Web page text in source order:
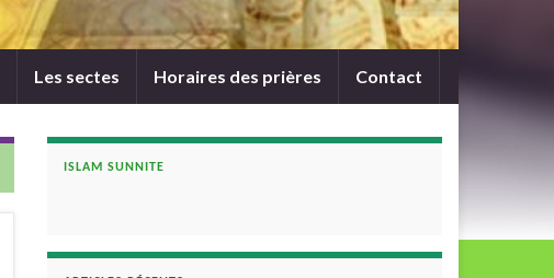
Les sectes Horaires des prières Contact
ISLAM SUNNITE